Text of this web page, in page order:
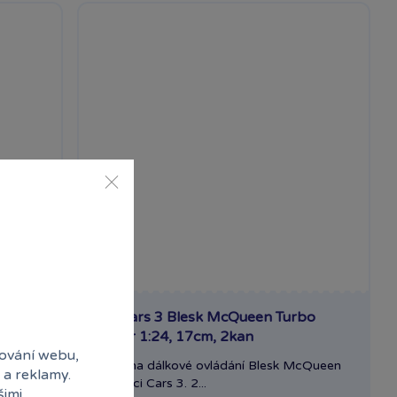
RC Cars 3 Blesk McQueen Turbo
Racer 1:24, 17cm, 2kan
Auto na dálkové ovládání Blesk McQueen
v licenci Cars 3. 2...
webu,
reklamy.